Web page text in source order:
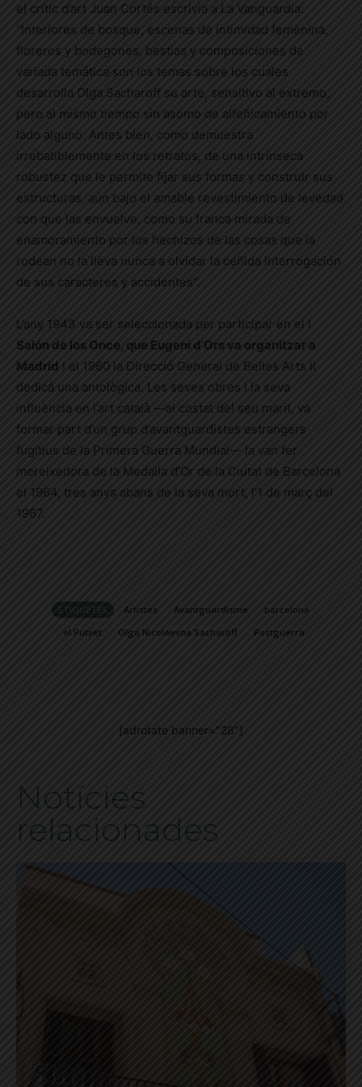
el crític d’art Juan Cortés escrivia a La Vanguardia:
“Interiores de bosque, escenas de intimidad femenina,
floreros y bodegones, bestias y composiciones de
variada temática son los temas sobre los cuales
desarrolla Olga Sacharoff su arte, sensitivo al extremo,
pero al mismo tiempo sin asomo de alfeñicamiento por
lado alguno. Antes bien, como demuestra
irrebatiblemente en los retratos, de una intrínseca
robustez que le permite fijar sus formas y construir sus
estructuras, aún bajo el amable revestimiento de levedad
con que las envuelve, como su franca mirada de
enamoramiento por los hechizos de las cosas que la
rodean no la lleva nunca a olvidar la ceñida interrogación
de sus caracteres y accidentes”.
L’any 1943 va ser seleccionada per participar en el I
Salón de los Once, que Eugeni d’Ors va organitzar a
Madrid i el 1960 la Direcció General de Belles Arts li
dedicà una antològica. Les seves obres i la seva
influència en l’art català —al costat del seu marit, va
formar part d’un grup d’avantguardistes estrangers
fugitius de la Primera Guerra Mundial— la van fer
mereixedora de la Medalla d’Or de la Ciutat de Barcelona
el 1964, tres anys abans de la seva mort, l’1 de març del
1967.
ETIQUETES Artistes Avantguardisme
barcelona
el Putxet
Olga Nicolaevna Sacharoff Postguerra
[adrotate banner="28"]
Notícies
relacionades